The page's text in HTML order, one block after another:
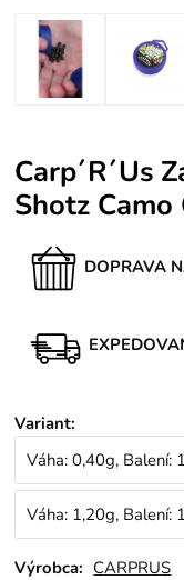
Carp´R´Us
Shotz Camo
DOPRAVA
Variant:
Váha: 0,40g, Balení:
Váha: 1,20g, Balení:
Výrobca: CARPRUS